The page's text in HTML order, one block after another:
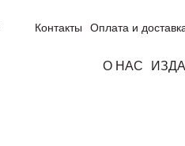
Контакты Оплата и
О НАС